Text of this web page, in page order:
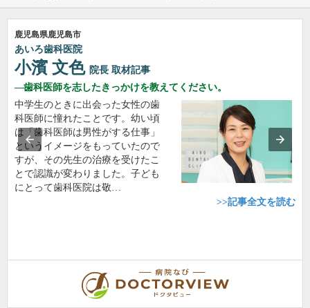
鹿児島県鹿児島市
あいろ歯科医院
小濱 文色 院長 取材記事
歯科医師を志したきっかけを教えてください。
中学生のときに出会った女性の歯
科医師に憧れたことです。幼い頃
は「歯科医師は男性がする仕事」
というイメージをもっていたので
すが、その先生の治療を受けたこ
とで認識が変わりました。子ども
にとって歯科医院は敬…
>>記事全文を読む